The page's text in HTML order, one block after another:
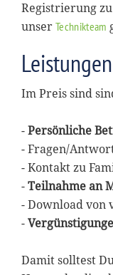
Registrierung
unser Technikteam
Leistungen
Im Preis sind
-Persönliche
- Fragen/
- Kontakt zu
-Teilnahme an
- Download von
-
Damit solltest